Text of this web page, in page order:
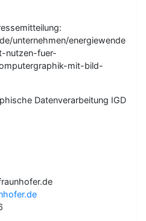
unternehmen/energiewende
nutzen-fuer-
mit-bild-
Datenverarbeitung IGD